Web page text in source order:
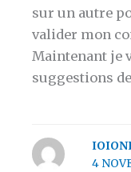
sur un autre
valider mon
Maintenant je
suggestions
4